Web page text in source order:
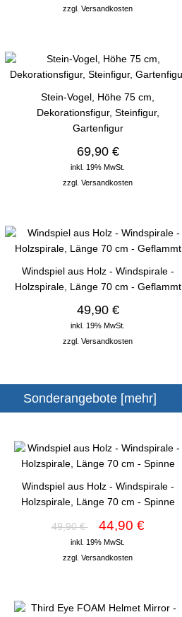
zzgl.Versandkosten
Stein-Vogel, Höhe 75 cm,
Dekorationsfigur, Steinfigur,
Gartenfigur
69,90 €
inkl. 19% MwSt.
zzgl.Versandkosten
Windspiel aus Holz - Windspirale -
Holzspirale, Länge 70 cm - Geflammt
49,90 €
inkl. 19% MwSt.
zzgl.Versandkosten
Sonderangebote [mehr]
Windspiel aus Holz - Windspirale -
Holzspirale, Länge 70 cm - Spinne
49,90 € 44,90 €
inkl. 19% MwSt.
zzgl.Versandkosten